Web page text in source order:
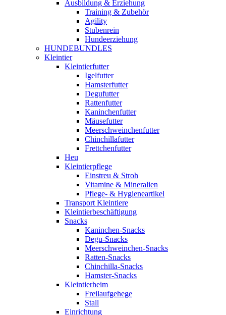
Ausbildung & Erziehung
Training & Zubehör
Agility
Stubenrein
Hundeerziehung
HUNDEBUNDLES
Kleintier
Kleintierfutter
Igelfutter
Hamsterfutter
Degufutter
Rattenfutter
Kaninchenfutter
Mäusefutter
Meerschweinchenfutter
Chinchillafutter
Frettchenfutter
Heu
Kleintierpflege
Einstreu & Stroh
Vitamine & Mineralien
Pflege- & Hygieneartikel
Transport Kleintiere
Kleintierbeschäftigung
Snacks
Kaninchen-Snacks
Degu-Snacks
Meerschweinchen-Snacks
Ratten-Snacks
Chinchilla-Snacks
Hamster-Snacks
Kleintierheim
Freilaufgehege
Stall
Einrichtung